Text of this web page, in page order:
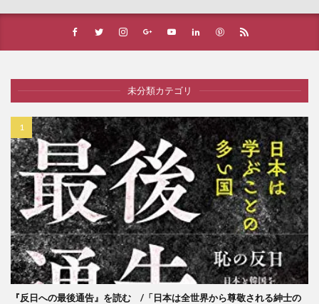
未分類カテゴリ
『反日への最後通告』を読む /「日本は全世界から尊敬される紳士の